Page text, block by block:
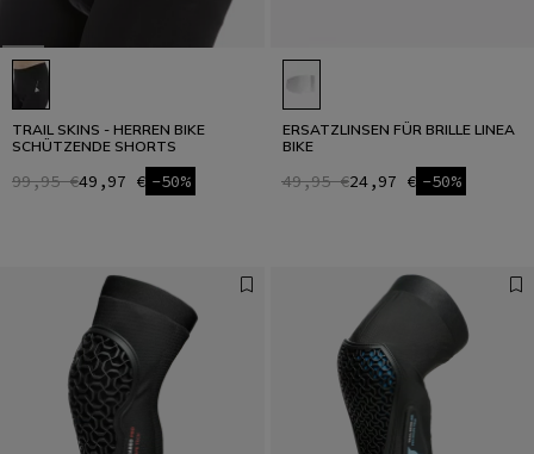
TRAIL SKINS - HERREN BIKE
SCHÜTZENDE SHORTS
99,95 €49,97 € -50%
ERSATZLINSEN FÜR BRILLE LINEA
BIKE
49,95 €24,97 € -50%